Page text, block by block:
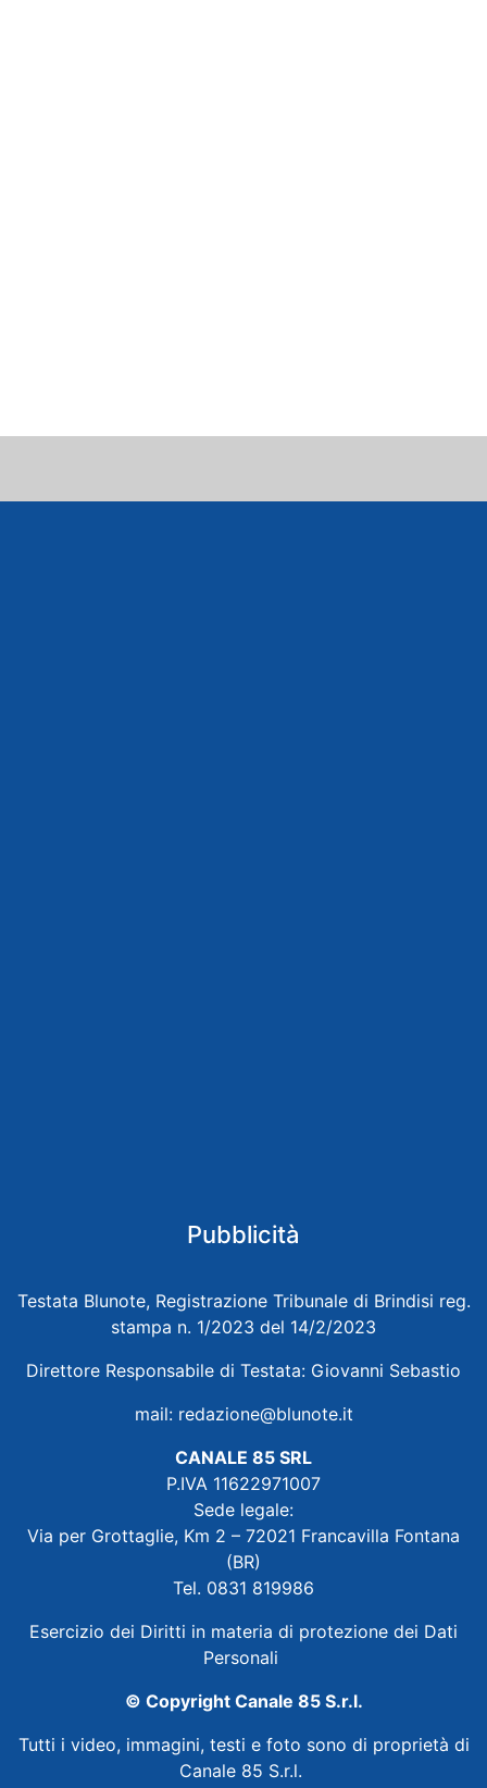
Pubblicità
Testata Blunote, Registrazione Tribunale di Brindisi reg.
stampa n. 1/2023 del 14/2/2023
Direttore Responsabile di Testata: Giovanni Sebastio
mail: redazione@blunote.it
CANALE 85 SRL
P.IVA 11622971007
Sede legale:
Via per Grottaglie, Km 2 – 72021 Francavilla Fontana
(BR)
Tel. 0831 819986
Esercizio dei Diritti in materia di protezione dei Dati
Personali
© Copyright Canale 85 S.r.l.
Tutti i video, immagini, testi e foto sono di proprietà di
Canale 85 S.r.l.